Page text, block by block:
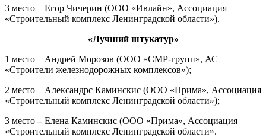
3 место – Егор Чичерин (ООО «Ивлайн», Ассоциация
«Строительный комплекс Ленинградской области»).
«Лучший штукатур»
1 место – Андрей Морозов (ООО «СМР-групп», АС
«Строители железнодорожных комплексов»);
2 место – Александрс Каминскис (ООО «Прима», Ассоциация
«Строительный комплекс Ленинградской области»);
3 место–Елена Каминскис (ООО «Прима», Ассоциация
«Строительный комплекс Ленинградской области».